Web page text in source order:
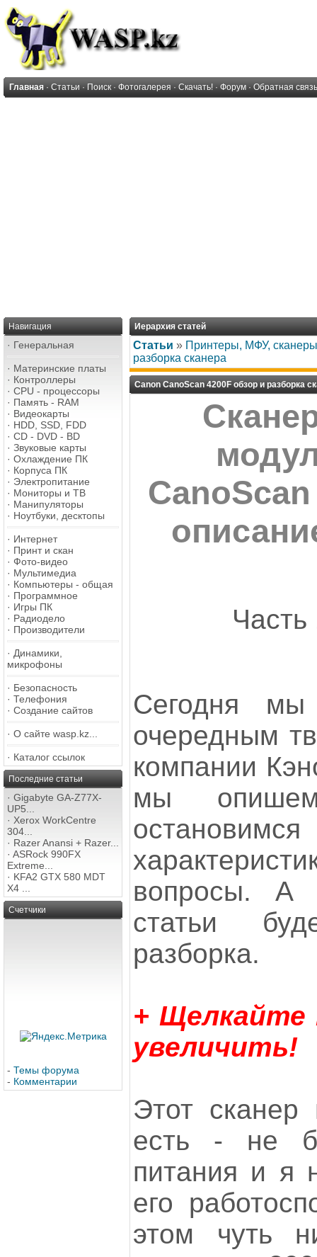
Главная · Статьи · Поиск · Фотогалерея · Скачать! · Форум · Обратная связь
Навигация
· Генеральная
· Материнские платы
· Контроллеры
· CPU - процессоры
· Память - RAM
· Видеокарты
· HDD, SSD, FDD
· CD - DVD - BD
· Звуковые карты
· Охлаждение ПК
· Корпуса ПК
· Электропитание
· Мониторы и ТВ
· Манипуляторы
· Ноутбуки, десктопы
· Интернет
· Принт и скан
· Фото-видео
· Мультимедиа
· Компьютеры - общая
· Программное
· Игры ПК
· Радиодело
· Производители
· Динамики,
микрофоны
· Безопасность
· Телефония
· Создание сайтов
· О сайте wasp.kz...
· Каталог ссылок
Последние статьи
· Gigabyte GA-Z77X-
UP5...
· Xerox WorkCentre
304...
· Razer Anansi + Razer...
· ASRock 990FX
Extreme...
· KFA2 GTX 580 MDT
X4 ...
Счетчики
- Темы форума
- Комментарии
Иерархия статей
Статьи » Принтеры, МФУ,
разборка сканера
Canon CanoScan 4200F обзор и разборка
Сегодня мы
очередным
компании
мы
вопросы. А
статьи
разборка.
+
увеличить!
Этот сканер
есть - не
питания и я
его
этом чуть